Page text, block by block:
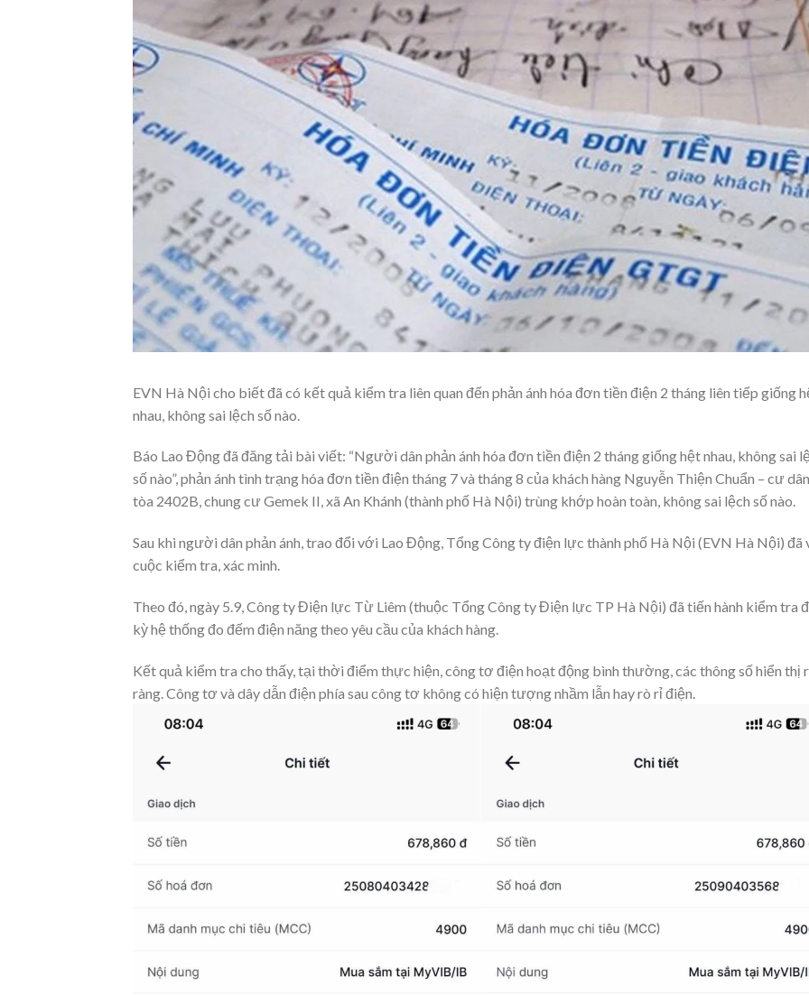
EVN Hà Nội cho biết đã có kết quả kiểm tra liên quan đến phản ánh hóa đơn tiền điện 2 tháng liên tiếp giống
nhau, không sai lệch số nào.
Báo Lao Động đã đăng tải bài viết: “Người dân phản ánh hóa đơn tiền điện 2 tháng giống hệt nhau, không sai
số nào”, phản ánh tình trạng hóa đơn tiền điện tháng 7 và tháng 8 của khách hàng Nguyễn Thiện Chuẩn – cư dân
tòa 2402B, chung cư Gemek II, xã An Khánh (thành phố Hà Nội) trùng khớp hoàn toàn, không sai lệch số nào.
Sau khi người dân phản ánh, trao đổi với Lao Động, Tổng Công ty điện lực thành phố Hà Nội (EVN Hà Nội) đã
cuộc kiểm tra, xác minh.
Theo đó, ngày 5.9, Công ty Điện lực Từ Liêm (thuộc Tổng Công ty Điện lực TP Hà Nội) đã tiến hành kiểm tra
kỳ hệ thống đo đếm điện năng theo yêu cầu của khách hàng.
Kết quả kiểm tra cho thấy, tại thời điểm thực hiện, công tơ điện hoạt động bình thường, các thông số hiển thị
ràng. Công tơ và dây dẫn điện phía sau công tơ không có hiện tượng nhầm lẫn hay rò rỉ điện.